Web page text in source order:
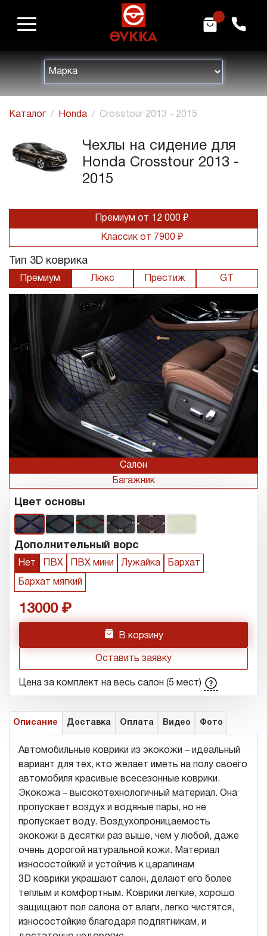
h m
Каталог Honda Crosstour 2013 - 2015
Чехлы на сидение для
Honda Crosstour 2013 -
2015
Премиум от 12 000 ₽
Классик от 7900 ₽
Тип 3D коврика
Премиум Люкс Престиж GT
Салон
Багажник
Цвет основы
Дополнительный ворс
Нет ПВХ ПВХ мини Лужайка Бархат
Бархат мягкий
13000
h В корзину
Оставить заявку
Цена за комплект на весь салон (5 мест)
Описание Доставка Оплата Видео Фото
Автомобильные коврики из экокожи – идеальный
вариант для тех, кто желает иметь на полу своего
автомобиля красивые всесезонные коврики.
Экокожа – высокотехнологичный материал. Она
пропускает воздух и водяные пары, но не
пропускает воду. Воздухопроницаемость
экокожи в десятки раз выше, чем у любой, даже
очень дорогой натуральной кожи. Материал
износостойкий и устойчив к царапинам
3D коврики украшают салон, делают его более
теплым и комфортным. Коврики легкие, хорошо
защищают пол салона от влаги, легко чистятся,
износостойкие благодаря подпятникам, и